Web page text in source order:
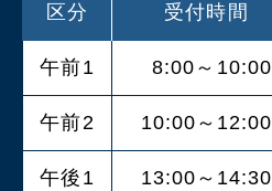
区分 受付時間
午前1
8:00～10:00
午前2
10:00～12:00
午後1
13:00～14:30